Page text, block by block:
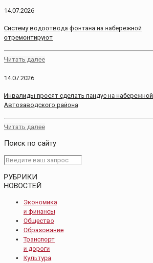
14.07.2026
Систему водоотвода фонтана на набережной
отремонтируют
Читать далее
14.07.2026
Инвалиды просят сделать пандус на набережной
Автозаводского района
Читать далее
Поиск по сайту
РУБРИКИ
НОВОСТЕЙ
Экономика
и финансы
Общество
Образование
Транспорт
и дороги
Культура